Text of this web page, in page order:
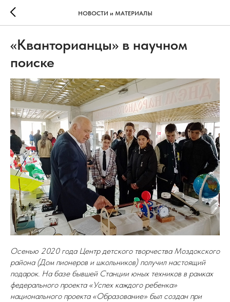
НОВОСТИ и МАТЕРИАЛЫ
«Кванторианцы» в научном
поиске
Осенью 2020 года Центр детского творчества Моздокского
района (Дом пионеров и школьников) получил настоящий
подарок. На базе бывшей Станции юных техников в рамках
федерального проекта «Успех каждого ребенка»
национального проекта «Образование» был создан при